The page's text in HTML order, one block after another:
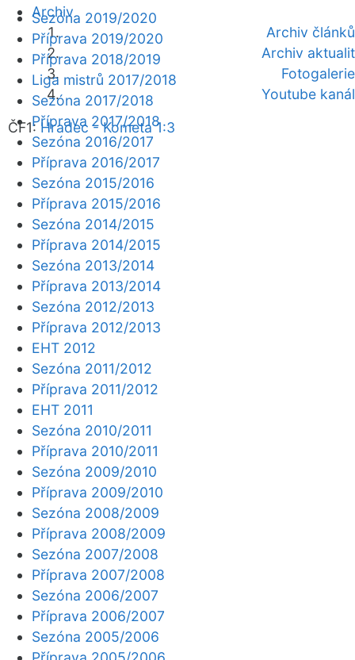
Archiv
Archiv článků
Archiv aktualit
Fotogalerie
Youtube kanál
ČF1:Hradec - Kometa 1:3
Sezóna 2019/2020
Příprava 2019/2020
Příprava 2018/2019
Liga mistrů 2017/2018
Sezóna 2017/2018
Příprava 2017/2018
Sezóna 2016/2017
Příprava 2016/2017
Sezóna 2015/2016
Příprava 2015/2016
Sezóna 2014/2015
Příprava 2014/2015
Sezóna 2013/2014
Příprava 2013/2014
Sezóna 2012/2013
Příprava 2012/2013
EHT 2012
Sezóna 2011/2012
Příprava 2011/2012
EHT 2011
Sezóna 2010/2011
Příprava 2010/2011
Sezóna 2009/2010
Příprava 2009/2010
Sezóna 2008/2009
Příprava 2008/2009
Sezóna 2007/2008
Příprava 2007/2008
Sezóna 2006/2007
Příprava 2006/2007
Sezóna 2005/2006